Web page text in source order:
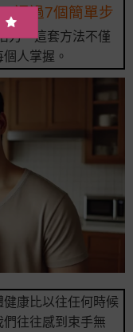
通過7個簡單步
力。這套方法不僅
人掌握。
康比以往任何時候
往往感到束手無